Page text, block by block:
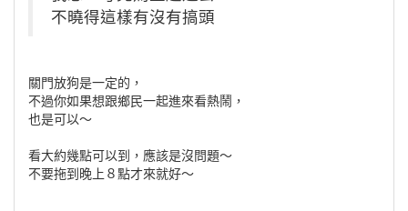
不曉得這樣有沒有搞頭
關門放狗是一定的，
不過你如果想跟鄉民一起進來看熱鬧，
也是可以～
看大約幾點可以到，應該是沒問題～
不要拖到晚上８點才來就好～